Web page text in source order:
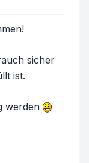
sicher
ist.
werden